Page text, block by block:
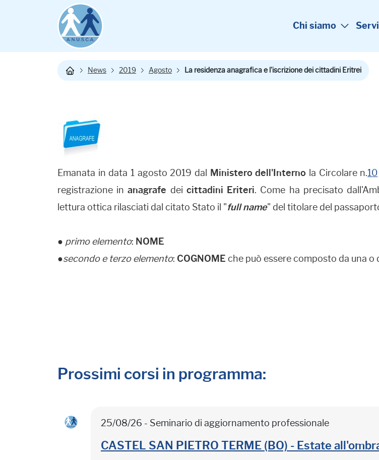
Chi siamo
News 2019 Agosto La residenza anagrafica e l'iscrizione dei cittadini Eritrei
Emanata in data 1 agosto 2019 dal Ministero dell'Interno la Circolare n.10
registrazione inanagrafe dei cittadini Eriteri. Come ha precisato
lettura ottica rilasciati dal citato Stato il "full name" del titolare del
● primo elemento: NOME
●secondo e terzo elemento: COGNOME che può essere composto da una o
Prossimi corsi in programma:
25/08/26 - Seminario di aggiornamento professionale
CASTEL SAN PIETRO TERME (BO) - Estate